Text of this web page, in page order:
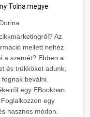
Tolna megye
Az
mellett nehéz
a szemét? Ebben a
és trükköket adunk,
beválni.
egy EBookban
egy
hasznos módon.